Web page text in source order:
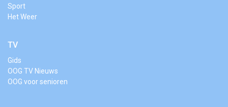
Sport
Het Weer
TV
Gids
OOG TV Nieuws
OOG voor senioren